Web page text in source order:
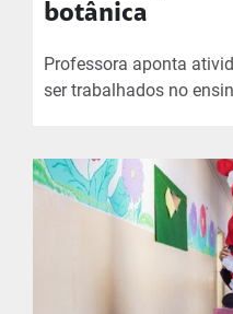
botânica
Professora aponta
ser trabalhados no